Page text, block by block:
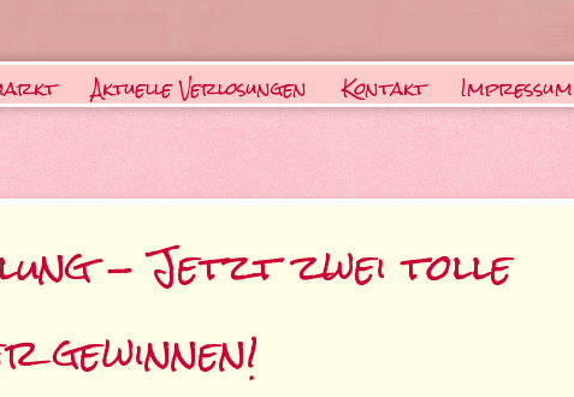
Aktuelle Verlosungen Kontakt Impressum
- Jetzt zwei tolle
gewinnen!